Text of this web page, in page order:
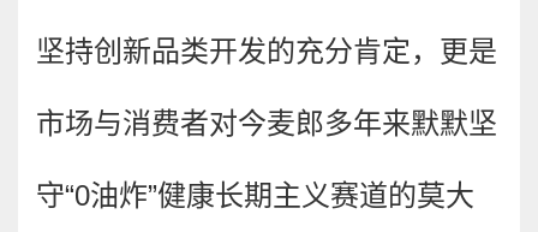
坚持创新品类开发的充分肯定，更是
市场与消费者对今麦郎多年来默默坚
守“0油炸”健康长期主义赛道的莫大